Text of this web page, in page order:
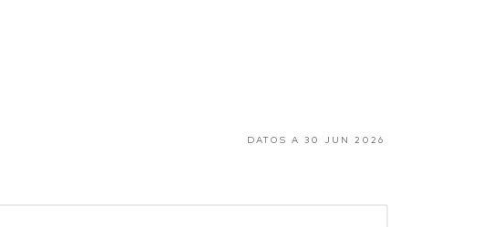
DATOS A 30 JUN 2026